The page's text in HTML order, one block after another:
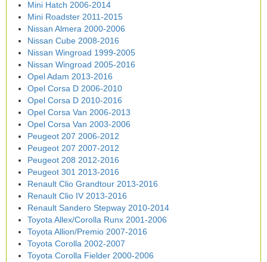
Mini Hatch 2006-2014
Mini Roadster 2011-2015
Nissan Almera 2000-2006
Nissan Cube 2008-2016
Nissan Wingroad 1999-2005
Nissan Wingroad 2005-2016
Opel Adam 2013-2016
Opel Corsa D 2006-2010
Opel Corsa D 2010-2016
Opel Corsa Van 2006-2013
Opel Corsa Van 2003-2006
Peugeot 207 2006-2012
Peugeot 207 2007-2012
Peugeot 208 2012-2016
Peugeot 301 2013-2016
Renault Clio Grandtour 2013-2016
Renault Clio IV 2013-2016
Renault Sandero Stepway 2010-2014
Toyota Allex/Corolla Runx 2001-2006
Toyota Allion/Premio 2007-2016
Toyota Corolla 2002-2007
Toyota Corolla Fielder 2000-2006